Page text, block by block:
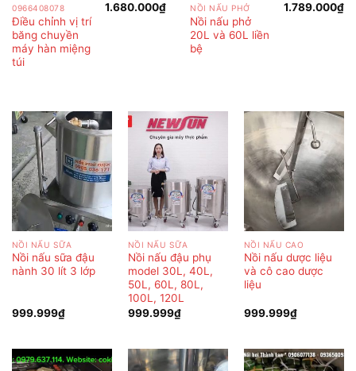
0966408078
Điều chỉnh vị trí
băng chuyền
máy hàn miệng
túi
1.680.000₫ NỒI NẤU PHỞ
Nồi nấu phở
20L và 60L liền
bệ
1.789.000₫
NỒI NẤU SỮA
Nồi nấu sữa đậu
nành 30 lít 3 lớp
999.999₫
NỒI NẤU SỮA
Nồi nấu đậu phụ
model 30L, 40L,
50L, 60L, 80L,
100L, 120L
999.999₫
NỒI NẤU CAO
Nồi nấu dược liệu
và cô cao dược
liệu
999.999₫